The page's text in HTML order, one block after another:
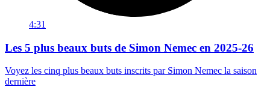
4:31
Les 5 plus beaux buts de Simon Nemec en 2025-26
Voyez les cinq plus beaux buts inscrits par Simon Nemec la saison
dernière